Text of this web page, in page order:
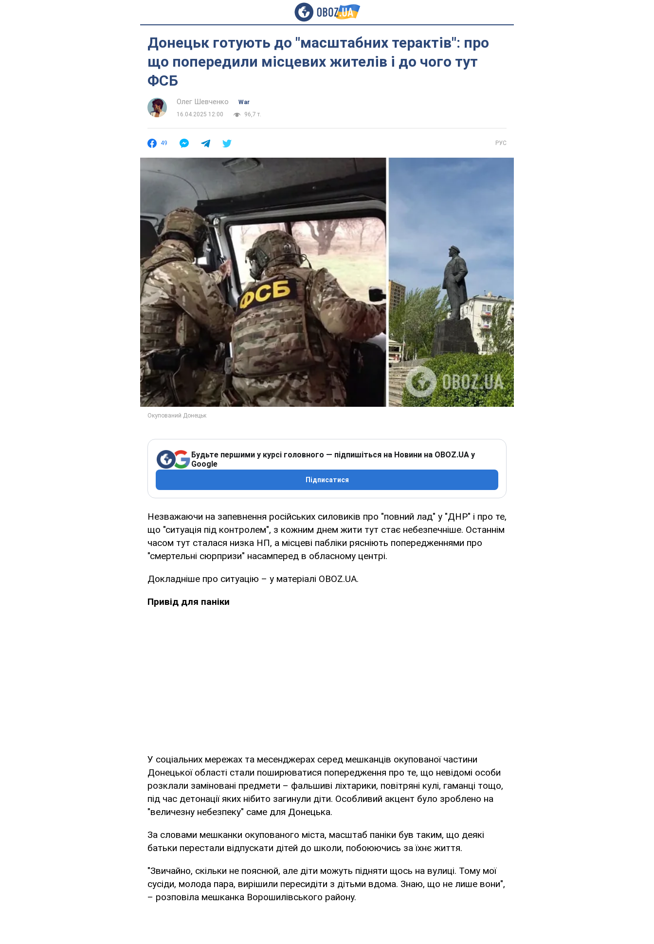
Донецьк готують до "масштабних терактів": про
що попередили місцевих жителів і до чого тут
ФСБ
Олег Шевченко
War
16.04.2025 12:00
96,7 т.
49 РУС
Будьте першими у курсі головного — підпишіться на Новини на OBOZ.UA у
Google
Підписатися
Незважаючи на запевнення російських силовиків про "повний лад" у "ДНР" і про те,
що "ситуація під контролем", з кожним днем жити тут стає небезпечніше. Останнім
часом тут сталася низка НП, а місцеві пабліки рясніють попередженнями про
"смертельні сюрпризи" насамперед в обласному центрі.
Докладніше про ситуацію – у матеріалі OBOZ.UA.
Привід для паніки
У соціальних мережах та месенджерах серед мешканців окупованої частини
Донецької області стали поширюватися попередження про те, що невідомі особи
розклали заміновані предмети – фальшиві ліхтарики, повітряні кулі, гаманці тощо,
під час детонації яких нібито загинули діти. Особливий акцент було зроблено на
"величезну небезпеку" саме для Донецька.
За словами мешканки окупованого міста, масштаб паніки був таким, що деякі
батьки перестали відпускати дітей до школи, побоюючись за їхнє життя.
"Звичайно, скільки не пояснюй, але діти можуть підняти щось на вулиці. Тому мої
сусіди, молода пара, вирішили пересидіти з дітьми вдома. Знаю, що не лише вони",
– розповіла мешканка Ворошилівського району.